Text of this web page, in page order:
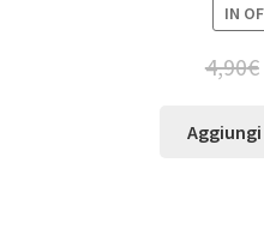
IN
4,90€